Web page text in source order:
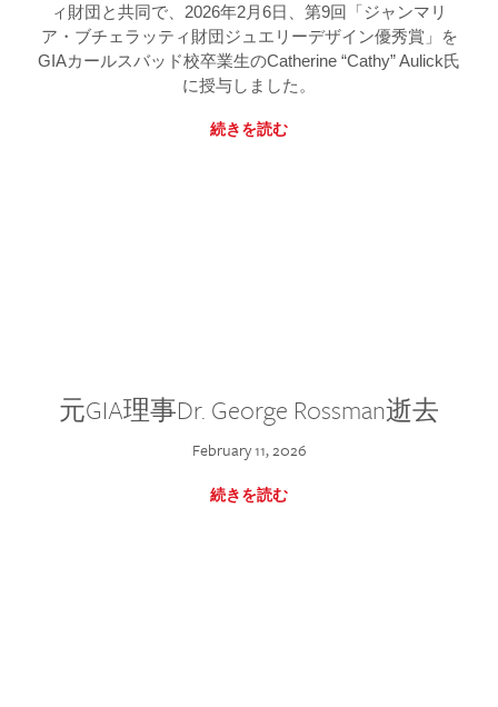
ィ財団と共同で、2026年2月6日、第9回「ジャンマリ
ア・ブチェラッティ財団ジュエリーデザイン優秀賞」を
GIAカールスバッド校卒業生のCatherine “Cathy” Aulick氏
に授与しました。
続きを読む
元GIA理事Dr. George Rossman逝去
February 11, 2026
続きを読む